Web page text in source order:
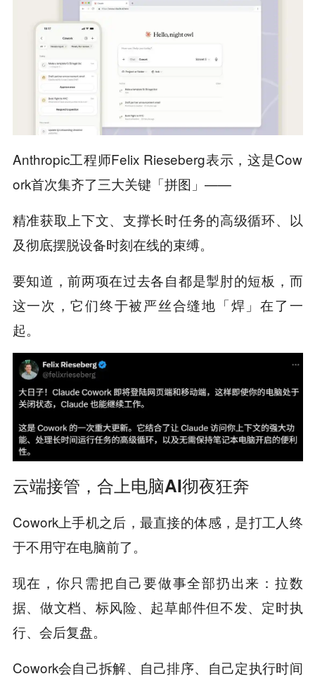
Anthropic工程师Felix Rieseberg表示，这是Cow
ork首次集齐了三大关键「拼图」——
精准获取上下文、支撑长时任务的高级循环、以
及彻底摆脱设备时刻在线的束缚。
要知道，前两项在过去各自都是掣肘的短板，而
这一次，它们终于被严丝合缝地「焊」在了一
起。
云端接管，合上电脑AI彻夜狂奔
Cowork上手机之后，最直接的体感，是打工人终
于不用守在电脑前了。
现在，你只需把自己要做事全部扔出来：拉数
据、做文档、标风险、起草邮件但不发、定时执
行、会后复盘。
Cowork会自己拆解、自己排序、自己定执行时间